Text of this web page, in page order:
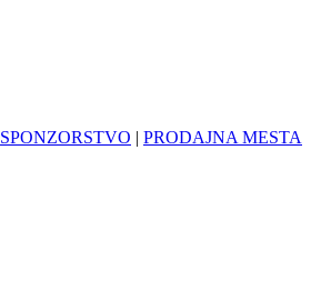
SPONZORSTVO | PRODAJNA MESTA